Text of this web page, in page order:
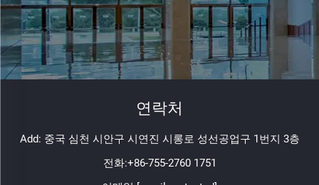
연락처
Add: 중국 심천 시안구 시연진 시롱로 성선공업구 1번지 3층
전화:+86-755-2760 1751